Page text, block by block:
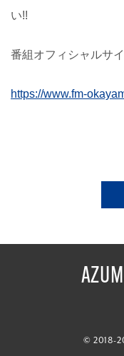
い!!
番組オフィシャルサ
https://www.fm-
© 2018-